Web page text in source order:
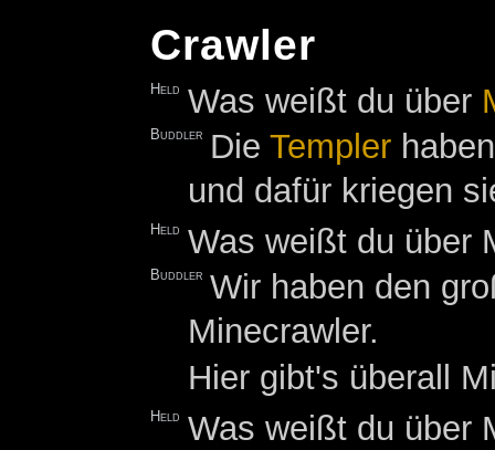
Crawler
Held Was weißt du über
Buddler DieTempler
und dafür kriegen
Held Was weißt du über
Buddler Wir haben den
Minecrawler.
Hier gibt's überall
Held Was weißt du über